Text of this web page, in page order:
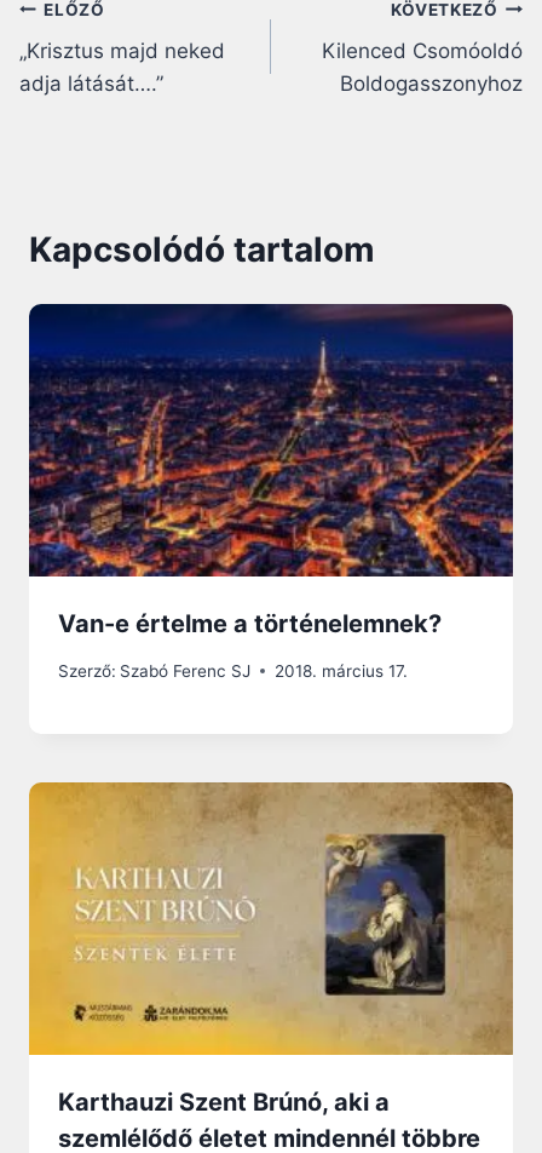
Bejegyzés
navigáció
ELŐZŐ
„Krisztus majd neked
adja látását….”
KÖVETKEZŐ
Kilenced Csomóoldó
Boldogasszonyhoz
Kapcsolódó tartalom
Van-e értelme a történelemnek?
Szerző: Szabó Ferenc SJ 2018. március 17.
Karthauzi Szent Brúnó, aki a
szemlélődő életet mindennél többre